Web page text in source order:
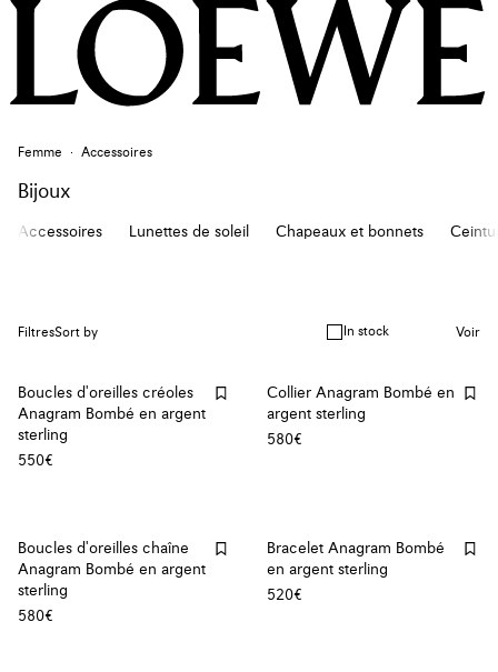
Femme Accessoires
Bijoux
Accessoires Lunettes de soleil Chapeaux et bonnets
FiltresSort by In stock Voir
Boucles d'oreilles créoles
Anagram Bombé en argent
sterling
550€
Collier Anagram Bombé en
argent sterling
580€
Boucles d'oreilles chaîne
Anagram Bombé en argent
sterling
580€
Bracelet Anagram Bombé
en argent sterling
520€